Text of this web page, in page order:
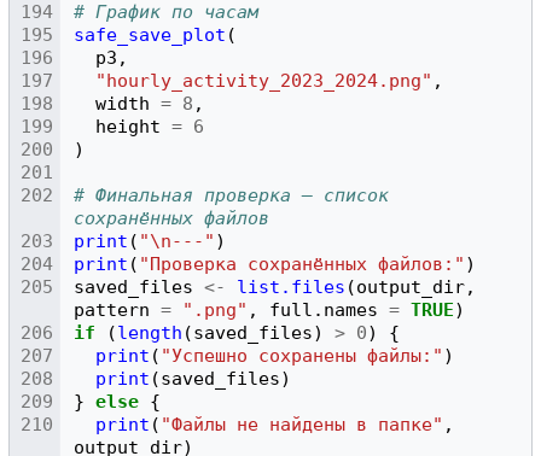
# График по часам
safe_save_plot (
p3 ,
"hourly_activity_2023_2024.png" ,
width = 8 ,
height = 6
)
# Финальная проверка — список
сохранённых файлов
print ( "\n---" )
print ( "Проверка сохранённых файлов:" )
saved_files <- list.files (output_dir,
pattern = ".png" , full.names = TRUE)
if
(length (saved_files) > 0)
{
print ( "Успешно сохранены файлы:" )
print (saved_files)
} else {
print ( "Файлы не найдены в папке" ,
output_dir)